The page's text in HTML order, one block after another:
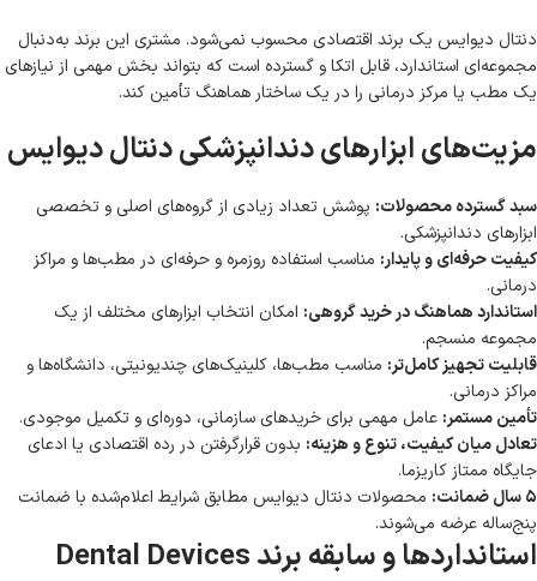
دنتال دیوایس یک برند اقتصادی محسوب نمی‌شود. مشتری این برند به‌دنبال
مجموعه‌ای استاندارد، قابل اتکا و گسترده است که بتواند بخش مهمی از نیازهای
یک مطب یا مرکز درمانی را در یک ساختار هماهنگ تأمین کند.
مزیت‌های ابزارهای دندانپزشکی دنتال دیوایس
سبد گسترده محصولات: پوشش تعداد زیادی از گروه‌های اصلی و تخصصی
ابزارهای دندانپزشکی.
کیفیت حرفه‌ای و پایدار: مناسب استفاده روزمره و حرفه‌ای در مطب‌ها و مراکز
درمانی.
استاندارد هماهنگ در خرید گروهی: امکان انتخاب ابزارهای مختلف از یک
مجموعه منسجم.
قابلیت تجهیز کامل‌تر: مناسب مطب‌ها، کلینیک‌های چندیونیتی، دانشگاه‌ها و
مراکز درمانی.
تأمین مستمر: عامل مهمی برای خریدهای سازمانی، دوره‌ای و تکمیل موجودی.
تعادل میان کیفیت، تنوع و هزینه: بدون قرارگرفتن در رده اقتصادی یا ادعای
جایگاه ممتاز کاریزما.
۵ سال ضمانت:
محصولات دنتال دیوایس مطابق شرایط اعلام‌شده با ضمانت
پنج‌ساله عرضه می‌شوند.
استانداردها و سابقه برند Dental Devices